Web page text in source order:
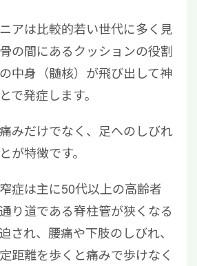
アは比較的若い世代に多く見
の間にあるクッションの役割
中身（髄核）が飛び出して神
で発症します。
みだけでなく、足へのしびれ
が特徴です。
症は主に50代以上の高齢者
り道である脊柱管が狭くなる
され、腰痛や下肢のしびれ、
距離を歩くと痛みで歩けなく